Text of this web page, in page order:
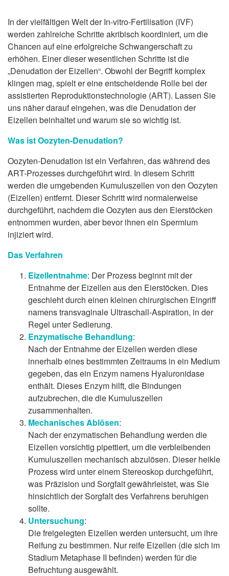
In der vielfältigen Welt der In-vitro-Fertilisation (IVF)
werden zahlreiche Schritte akribisch koordiniert, um die
Chancen auf eine erfolgreiche Schwangerschaft zu
erhöhen. Einer dieser wesentlichen Schritte ist die
„Denudation der Eizellen“. Obwohl der Begriff komplex
klingen mag, spielt er eine entscheidende Rolle bei der
assistierten Reproduktionstechnologie (ART). Lassen Sie
uns näher darauf eingehen, was die Denudation der
Eizellen beinhaltet und warum sie so wichtig ist.
Was ist Oozyten-Denudation?
Oozyten-Denudation ist ein Verfahren, das während des
ART-Prozesses durchgeführt wird. In diesem Schritt
werden die umgebenden Kumuluszellen von den Oozyten
(Eizellen) entfernt. Dieser Schritt wird normalerweise
durchgeführt, nachdem die Oozyten aus den Eierstöcken
entnommen wurden, aber bevor ihnen ein Spermium
injiziert wird.
Das Verfahren
Eizellentnahme: Der Prozess beginnt mit der
Entnahme der Eizellen aus den Eierstöcken. Dies
geschieht durch einen kleinen chirurgischen Eingriff
namens transvaginale Ultraschall-Aspiration, in der
Regel unter Sedierung.
Enzymatische Behandlung:
Nach der Entnahme der Eizellen werden diese
innerhalb eines bestimmten Zeitraums in ein Medium
gegeben, das ein Enzym namens Hyaluronidase
enthält. Dieses Enzym hilft, die Bindungen
aufzubrechen, die die Kumuluszellen
zusammenhalten.
Mechanisches Ablösen:
Nach der enzymatischen Behandlung werden die
Eizellen vorsichtig pipettiert, um die verbleibenden
Kumuluszellen mechanisch abzulösen. Dieser heikle
Prozess wird unter einem Stereoskop durchgeführt,
was Präzision und Sorgfalt gewährleistet, was Sie
hinsichtlich der Sorgfalt des Verfahrens beruhigen
sollte.
Untersuchung:
Die freigelegten Eizellen werden untersucht, um ihre
Reifung zu bestimmen. Nur reife Eizellen (die sich im
Stadium Metaphase II befinden) werden für die
Befruchtung ausgewählt.